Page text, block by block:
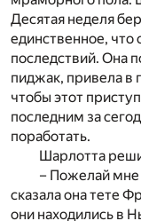
Десятая неделя
единственное, что
последствий. Она
пиджак, привела в
чтобы этот
последним за
поработать.
Шарлотта
– Пожелай мне
сказала она тете
они находились в